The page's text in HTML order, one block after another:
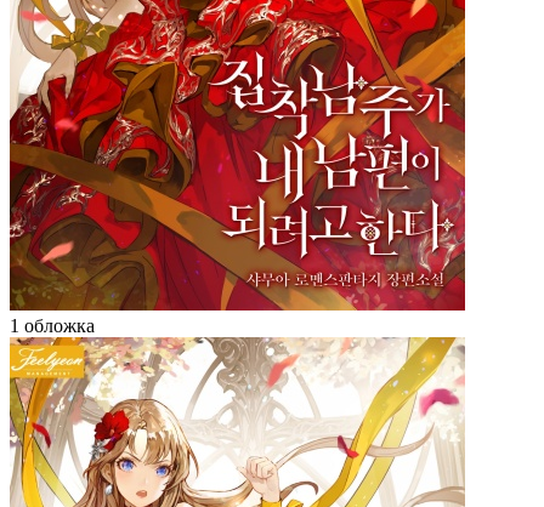
1 обложка